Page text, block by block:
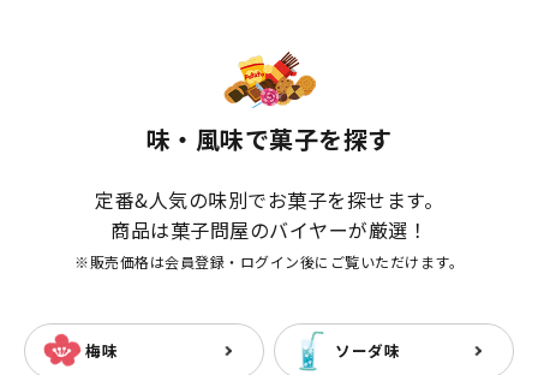
味・風味で菓子を探す
定番&人気の味別でお菓子を探せます。
商品は菓子問屋のバイヤーが厳選！
※販売価格は会員登録・ログイン後にご覧いただけます。
梅味 ソーダ味